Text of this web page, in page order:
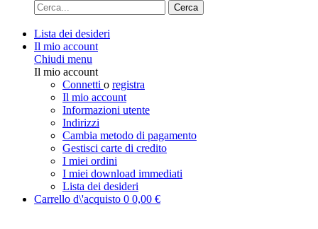
Cerca
Lista dei desideri
Il mio account
Chiudi menu
Il mio account
Connetti o registra
Il mio account
Informazioni utente
Indirizzi
Cambia metodo di pagamento
Gestisci carte di credito
I miei ordini
I miei download immediati
Lista dei desideri
Carrello d\'acquisto 0 0,00 €